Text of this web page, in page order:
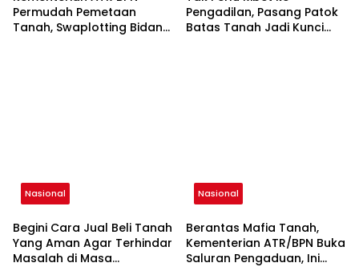
Permudah Pemetaan
Tanah, Swaplotting Bidang
Pengadilan, Pasang Patok
Batas Tanah Jadi Kunci
Nasional
Begini Cara Jual Beli Tanah
Yang Aman Agar Terhindar
Masalah di Masa
Nasional
Berantas Mafia Tanah,
Kementerian ATR/BPN Buka
Saluran Pengaduan, Ini